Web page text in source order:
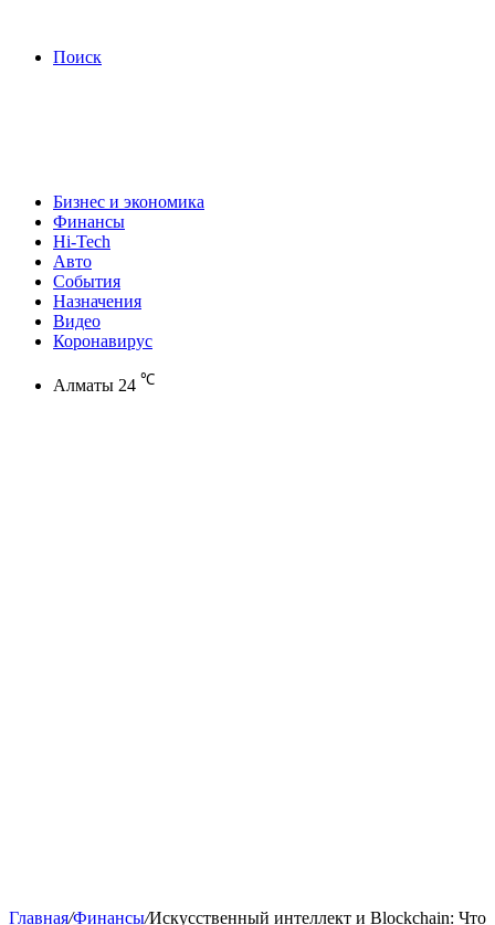
Поиск
Бизнес и экономика
Финансы
Hi-Tech
Авто
События
Назначения
Видео
Коронавирус
Алматы 24 ℃
Главная/Финансы/Искусственный интеллект и Blockchain: Что